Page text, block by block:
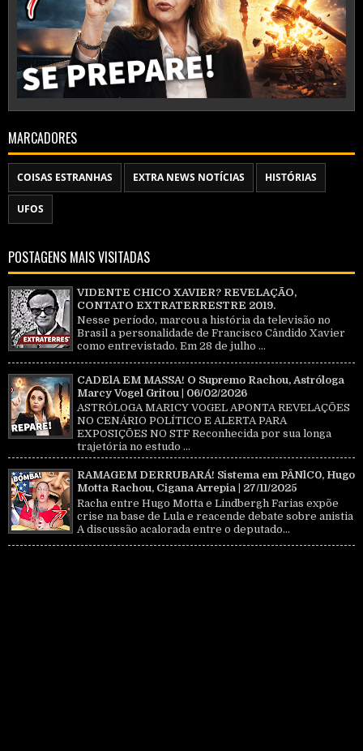
MARCADORES
COISAS ESTRANHAS EXTRA NEWS NOTÍCIAS HISTÓRIAS
UFOS
POSTAGENS MAIS VISITADAS
VIDENTE CHICO XAVIER? REVELAÇÃO,
CONTATO EXTRATERRESTRE 2019.
Nesse período, marcou a história da televisão no
Brasil a personalidade de Francisco Cândido Xavier
como entrevistado. Em 28 de julho ...
CADElA EM MASSA! O Supremo Rachou, Astróloga
Marcy Vogel Gritou | 06/02/2026
ASTRÓLOGA MARICY VOGEL APONTA REVELAÇÕES
NO CENÁRIO POLÍTICO E ALERTA PARA
EXPOSIÇÕES NO STF Reconhecida por sua longa
trajetória no estudo ...
RAMAGEM DERRUBARÁ! Sistema em PÂNlC0, Hugo
Motta Rachou, Cigana Arrepia | 27/11/2025
Racha entre Hugo Motta e Lindbergh Farias expõe
crise na base de Lula e reacende debate sobre anistia
A discussão acalorada entre o deputado...